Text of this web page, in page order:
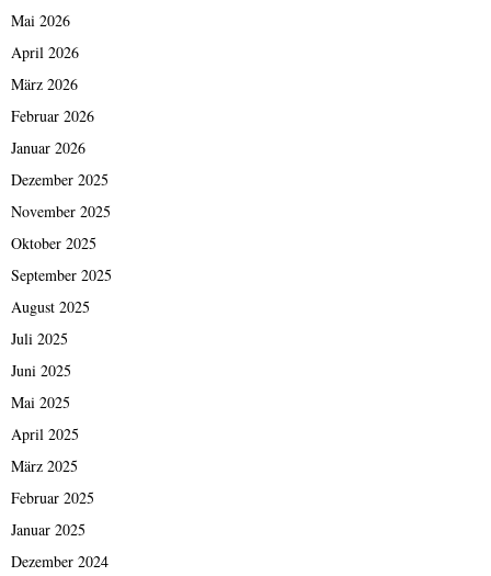
Mai 2026
April 2026
März 2026
Februar 2026
Januar 2026
Dezember 2025
November 2025
Oktober 2025
September 2025
August 2025
Juli 2025
Juni 2025
Mai 2025
April 2025
März 2025
Februar 2025
Januar 2025
Dezember 2024